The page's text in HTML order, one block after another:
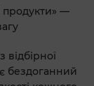
продукти» —
відбірної
бездоганний